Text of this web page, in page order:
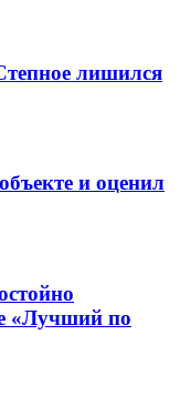
лишился
и оценил
«Лучший по